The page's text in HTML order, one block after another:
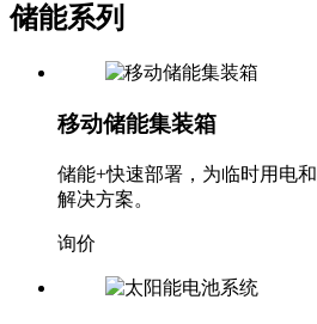
储能系列
移动储能集装箱
储能+快速部署，为临时用电
解决方案。
询价